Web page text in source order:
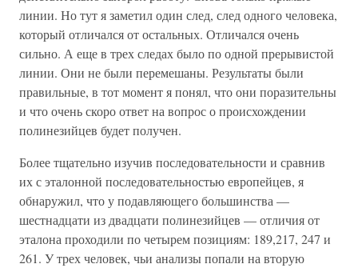
линии. Но тут я заметил один след, след одного человека,
который отличался от остальных. Отличался очень
сильно. А еще в трех следах было по одной прерывистой
линии. Они не были перемешаны. Результаты были
правильные, в тот момент я понял, что они поразительны
и что очень скоро ответ на вопрос о происхождении
полинезийцев будет получен.
Более тщательно изучив последовательности и сравнив
их с эталонной последовательностью европейцев, я
обнаружил, что у подавляющего большинства —
шестнадцати из двадцати полинезийцев — отличия от
эталона проходили по четырем позициям: 189,217, 247 и
261. У трех человек, чьи анализы попали на вторую